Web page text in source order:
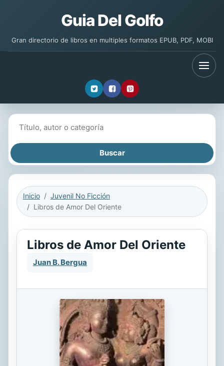
Guia Del Golfo
Gran directorio de libros en multiples formatos EPUB, PDF, MOBI
Inicio
Juvenil No Ficción
Libros de Amor Del Oriente
Libros de Amor Del Oriente
Juan B. Bergua